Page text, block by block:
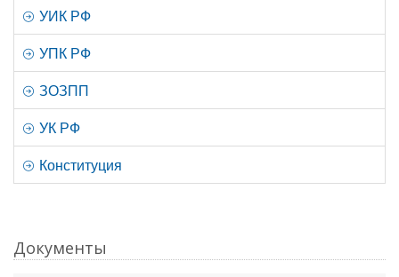
УИК РФ
УПК РФ
ЗОЗПП
УК РФ
Конституция
Документы